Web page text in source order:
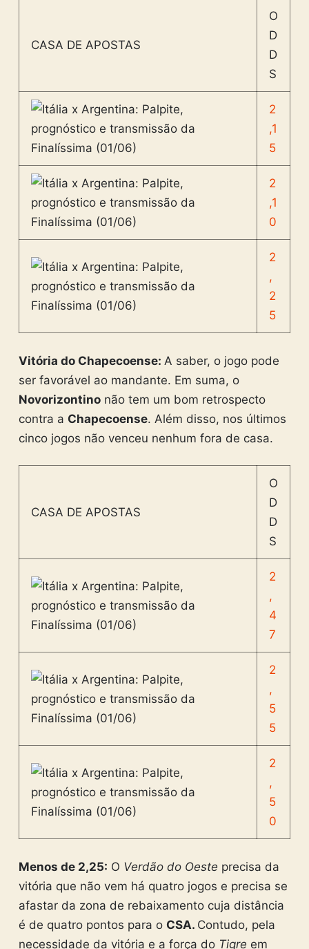
CASA DE APOSTAS
O
D
D
S
2
,1
5
2
,1
0
2
,
2
5
Vitória do Chapecoense: A saber, o jogo pode
ser favorável ao mandante. Em suma, o
Novorizontinonão tem um bom retrospecto
contra a Chapecoense. Além disso, nos últimos
cinco jogos não venceu nenhum fora de casa.
CASA DE APOSTAS
O
D
D
S
2
,
4
7
2
,
5
5
2
,
5
0
Menos de 2,25: O Verdão do Oeste precisa da
vitória que não vem há quatro jogos e precisa se
afastar da zona de rebaixamento cuja distância
é de quatro pontos para o CSA. Contudo, pela
necessidade da vitória e a força do Tigre em